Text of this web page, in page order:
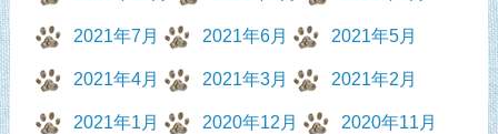
2021年7月 2021年6月 2021年5月
2021年4月 2021年3月 2021年2月
2021年1月 2020年12月 2020年11月